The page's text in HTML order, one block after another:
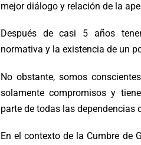
mejor diálogo y relación de la
Después de casi 5 años
normativa y la existencia de un
No obstante, somos
solamente compromisos y
parte de todas las dependencias
En el contexto de la Cumbre de